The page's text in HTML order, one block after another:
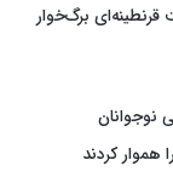
برگ‌خوار
نوجوانان
کردند